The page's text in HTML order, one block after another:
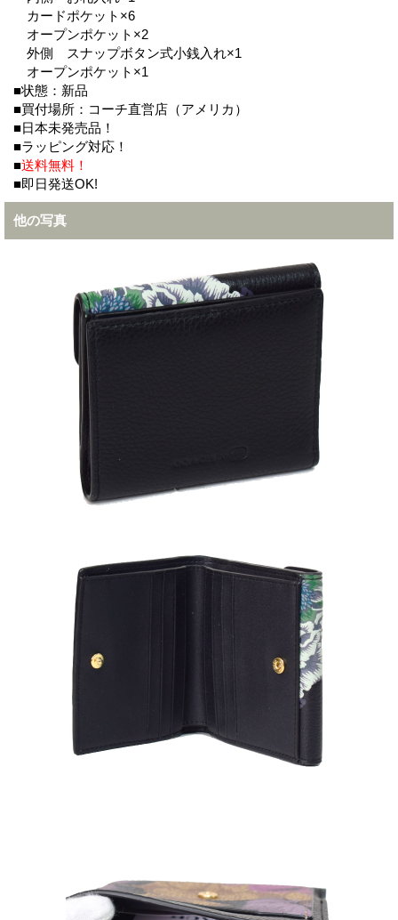
カードポケット×6
オープンポケット×2
外側 スナップボタン式小銭入れ×1
オープンポケット×1
■状態：新品
■買付場所：コーチ直営店（アメリカ）
■日本未発売品！
■ラッピング対応！
■送料無料！
■即日発送OK!
他の写真